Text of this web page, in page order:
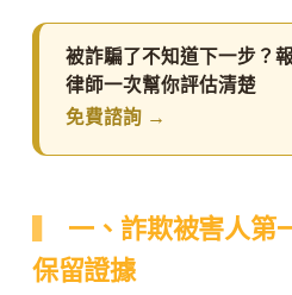
被詐騙了不知道下一步？
律師一次幫你評估清楚
免費諮詢 →
一、詐欺被害人第
保留證據